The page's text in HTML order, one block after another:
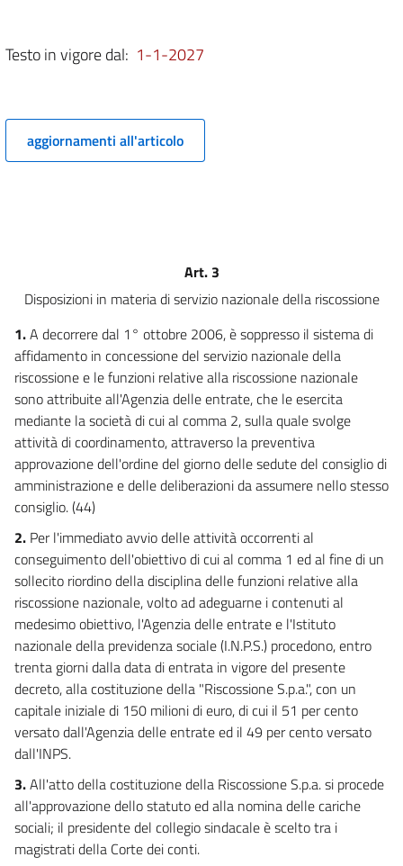
Titolo III
SPA))
4
5 quinquies
6
6 bis
6 ter
7
7 bis
7 ter
7 quater
7 quinquies
7 sexies
Titolo IV
PREVIDENZA E SANITÀ((. ULTERIORI INTERVENTI))
8
8 bis
9
10
10 bis
10 ter
11
11 bis
Testo in vigore dal: 1-1-2027
aggiornamenti all'articolo
Art. 3
Disposizioni in materia di servizio nazionale della riscossione
1.A decorrere dal 1° ottobre 2006, è soppresso il sistema di
affidamento in concessione del servizio nazionale della
riscossione e le funzioni relative alla riscossione nazionale
sono attribuite all'Agenzia delle entrate, che le esercita
mediante la società di cui al comma 2, sulla quale svolge
attività di coordinamento, attraverso la preventiva
approvazione dell'ordine del giorno delle sedute del consiglio di
amministrazione e delle deliberazioni da assumere nello stesso
consiglio. (44)
2. Per l'immediato avvio delle attività occorrenti al
conseguimento dell'obiettivo di cui al comma 1 ed al fine di un
sollecito riordino della disciplina delle funzioni relative alla
riscossione nazionale, volto ad adeguarne i contenuti al
medesimo obiettivo, l'Agenzia delle entrate e l'Istituto
nazionale della previdenza sociale (I.N.P.S.) procedono, entro
trenta giorni dalla data di entrata in vigore del presente
decreto, alla costituzione della "Riscossione S.p.a.", con un
capitale iniziale di 150 milioni di euro, di cui il 51 per cento
versato dall'Agenzia delle entrate ed il 49 per cento versato
dall'INPS.
3.All'atto della costituzione della Riscossione S.p.a. si procede
all'approvazione dello statuto ed alla nomina delle cariche
sociali; il presidente del collegio sindacale è scelto tra i
magistrati della Corte dei conti.